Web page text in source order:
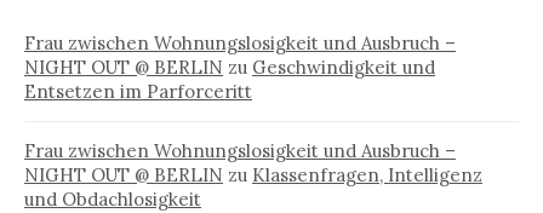
Frau zwischen Wohnungslosigkeit und Ausbruch –
NIGHT OUT @ BERLIN zu Geschwindigkeit und
Entsetzen im Parforceritt
Frau zwischen Wohnungslosigkeit und Ausbruch –
NIGHT OUT @ BERLIN zu Klassenfragen, Intelligenz
und Obdachlosigkeit